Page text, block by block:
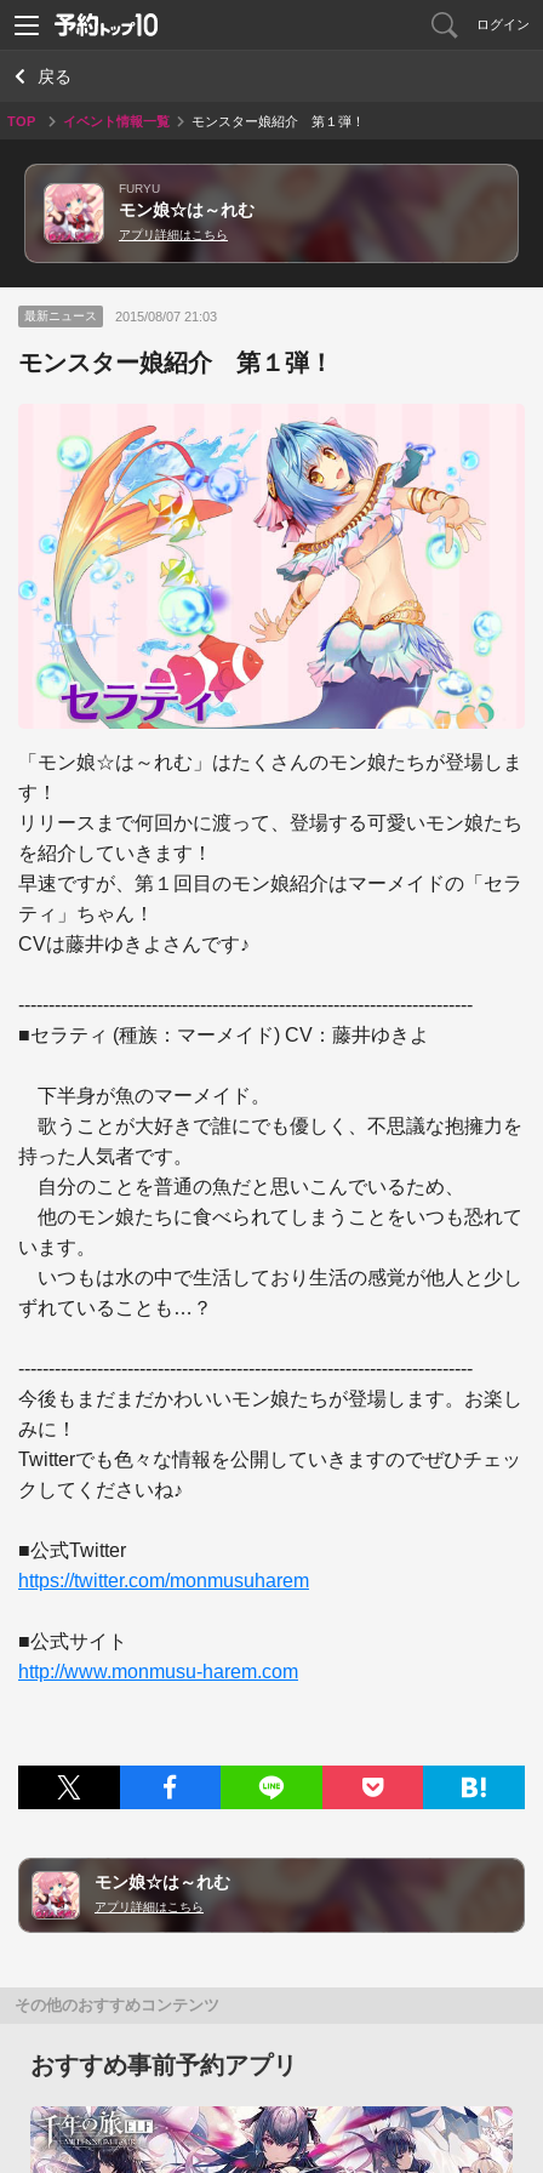
ログイン
戻る
TOP イベント情報一覧 モンスター娘紹介 第１弾！
FURYU
モン娘☆は～れむ
アプリ詳細はこちら
最新ニュース 2015/08/07 21:03
モンスター娘紹介 第１弾！
「モン娘☆は～れむ」はたくさんのモン娘たちが登場しま
す！
リリースまで何回かに渡って、登場する可愛いモン娘たち
を紹介していきます！
早速ですが、第１回目のモン娘紹介はマーメイドの「セラ
ティ」ちゃん！
CVは藤井ゆきよさんです♪
---------------------------------------------------------------------------
■セラティ (種族：マーメイド) CV：藤井ゆきよ
下半身が魚のマーメイド。
歌うことが大好きで誰にでも優しく、不思議な抱擁力を
持った人気者です。
自分のことを普通の魚だと思いこんでいるため、
他のモン娘たちに食べられてしまうことをいつも恐れて
います。
いつもは水の中で生活しており生活の感覚が他人と少し
ずれていることも…？
---------------------------------------------------------------------------
今後もまだまだかわいいモン娘たちが登場します。お楽し
みに！
Twitterでも色々な情報を公開していきますのでぜひチェッ
クしてくださいね♪
https://twitter.com/monmusuharem
http://www.monmusu-harem.com
モン娘☆は～れむ
アプリ詳細はこちら
その他のおすすめコンテンツ
おすすめ事前予約アプリ